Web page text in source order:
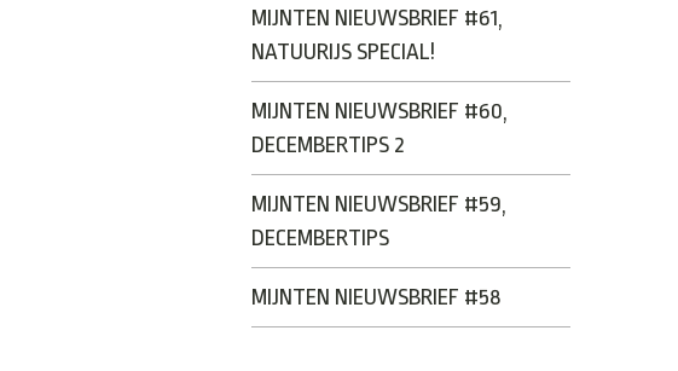
MIJNTEN NIEUWSBRIEF #61,
NATUURIJS SPECIAL!
MIJNTEN NIEUWSBRIEF #60,
DECEMBERTIPS 2
MIJNTEN NIEUWSBRIEF #59,
DECEMBERTIPS
MIJNTEN NIEUWSBRIEF #58